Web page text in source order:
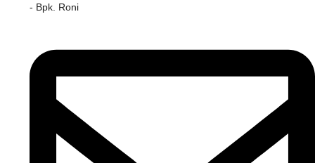
- Bpk. Roni